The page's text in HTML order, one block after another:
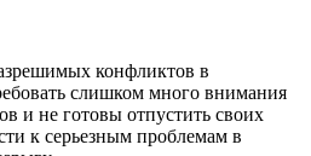
конфликтов в
слишком много внимания
и не готовы отпустить своих
к серьезным проблемам в